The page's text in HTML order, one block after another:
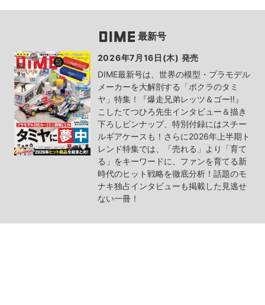
最新号
2026年7月16日(木) 発売
DIME最新号は、世界の模型・プラモデル
メーカーを大解剖する「ボクラのタミ
ヤ」特集！『爆走兄弟レッツ＆ゴー!!』
こしたてつひろ先生インタビュー＆描き
下ろしピンナップ、特別付録にはスチー
ルギアケースも！さらに2026年上半期ト
レンド特集では、「売れる」より「育て
る」をキーワードに、ファンを育てる新
時代のヒット戦略を徹底分析！話題のモ
ナキ独占インタビューも掲載した見逃せ
ない一冊！